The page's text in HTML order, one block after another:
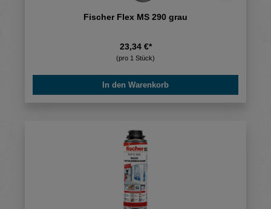
Fischer Flex MS 290 grau
23,34 €*
(pro 1 Stück)
In den Warenkorb